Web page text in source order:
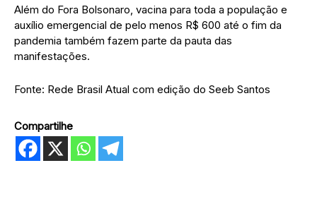
Além do Fora Bolsonaro, vacina para toda a população e
auxílio emergencial de pelo menos R$ 600 até o fim da
pandemia também fazem parte da pauta das
manifestações.
Fonte: Rede Brasil Atual com edição do Seeb Santos
Compartilhe